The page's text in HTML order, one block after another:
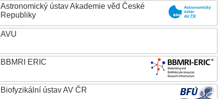
Astronomický ústav Akademie věd České
Republiky
AVU
BBMRI ERIC
Biofyzikální ústav AV ČR